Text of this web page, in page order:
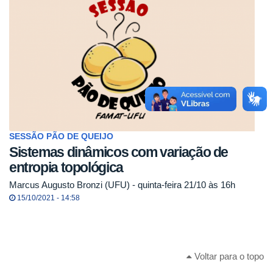
SESSÃO PÃO DE QUEIJO
Sistemas dinâmicos com variação de
entropia topológica
Marcus Augusto Bronzi (UFU) - quinta-feira 21/10 às 16h
15/10/2021 - 14:58
Voltar para o topo